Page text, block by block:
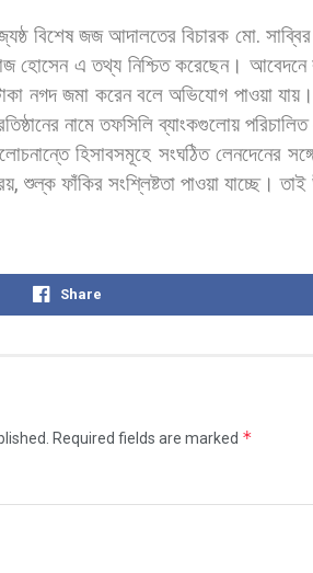
বিশেষ জজ আদালতের বিচারক মো. সাব্বির
হোসেন এ তথ্য নিশ্চিত করেছেন। আবেদনে
নগদ জমা করেন বলে অভিযোগ পাওয়া যায়।
নামে তফসিলি ব্যাংকগুলোয় পরিচালিত
হিসাবসমূহে সংঘঠিত লেনদেনের
, শুল্ক ফাঁকির সংশ্লিষ্টতা পাওয়া যাচ্ছে। তাই
Share
Required fields are marked *